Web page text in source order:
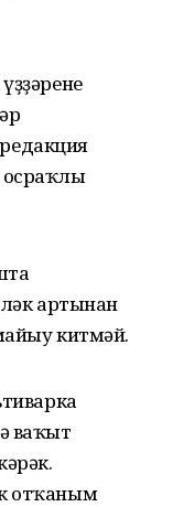
осраҡлы
артынан
китмәй.
ваҡыт
отҡаным